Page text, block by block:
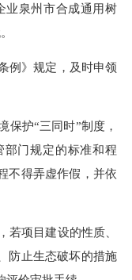
业泉州市合成通用树
例》规定，及时申领
保护“三同时”制度，
门规定的标准和程
不得弄虚作假，并依
若项目建设的性质、
防止生态破坏的措施